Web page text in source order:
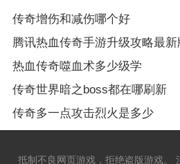
传奇增伤和减伤哪个好
腾讯热血传奇手游升级攻略最新
热血传奇噬血术多少级学
传奇世界暗之boss都在哪刷新
传奇多一点攻击烈火是多少
抵制不良网页游戏，拒绝盗版游戏。